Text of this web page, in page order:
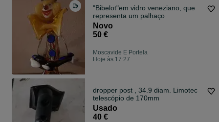
"Bibelot"em vidro veneziano, que
representa um palhaço
Novo
50 €
Moscavide E Portela
Hoje às 17:27
dropper post , 34.9 diam. Limotec
telescópio de 170mm
Usado
40 €